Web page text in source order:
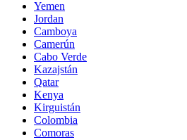
Yemen
Jordan
Camboya
Camerún
Cabo Verde
Kazajstán
Qatar
Kenya
Kirguistán
Colombia
Comoras